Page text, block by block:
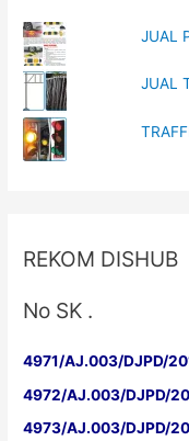
JUAL
JUAL
REKOM DISHUB
No SK .
4971/AJ.003/DJPD/
4972/AJ.003/DJPD/
4973/AJ.003/DJPD/